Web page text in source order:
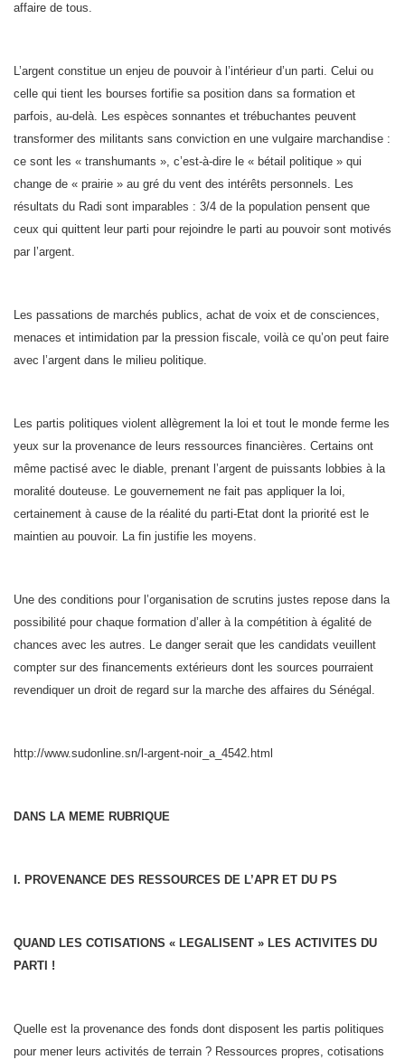
affaire de tous.
L’argent constitue un enjeu de pouvoir à l’intérieur d’un parti. Celui ou
celle qui tient les bourses fortifie sa position dans sa formation et
parfois, au-delà. Les espèces sonnantes et trébuchantes peuvent
transformer des militants sans conviction en une vulgaire marchandise :
ce sont les « transhumants », c’est-à-dire le « bétail politique » qui
change de « prairie » au gré du vent des intérêts personnels. Les
résultats du Radi sont imparables : 3/4 de la population pensent que
ceux qui quittent leur parti pour rejoindre le parti au pouvoir sont motivés
par l’argent.
Les passations de marchés publics, achat de voix et de consciences,
menaces et intimidation par la pression fiscale, voilà ce qu’on peut faire
avec l’argent dans le milieu politique.
Les partis politiques violent allègrement la loi et tout le monde ferme les
yeux sur la provenance de leurs ressources financières. Certains ont
même pactisé avec le diable, prenant l’argent de puissants lobbies à la
moralité douteuse. Le gouvernement ne fait pas appliquer la loi,
certainement à cause de la réalité du parti-Etat dont la priorité est le
maintien au pouvoir. La fin justifie les moyens.
Une des conditions pour l’organisation de scrutins justes repose dans la
possibilité pour chaque formation d’aller à la compétition à égalité de
chances avec les autres. Le danger serait que les candidats veuillent
compter sur des financements extérieurs dont les sources pourraient
revendiquer un droit de regard sur la marche des affaires du Sénégal.
http://www.sudonline.sn/l-argent-noir_a_4542.html
DANS LA MEME RUBRIQUE
I. PROVENANCE DES RESSOURCES DE L’APR ET DU PS
QUAND LES COTISATIONS « LEGALISENT » LES ACTIVITES DU
PARTI !
Quelle est la provenance des fonds dont disposent les partis politiques
pour mener leurs activités de terrain ? Ressources propres, cotisations